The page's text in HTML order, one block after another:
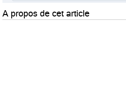
A propos de cet article